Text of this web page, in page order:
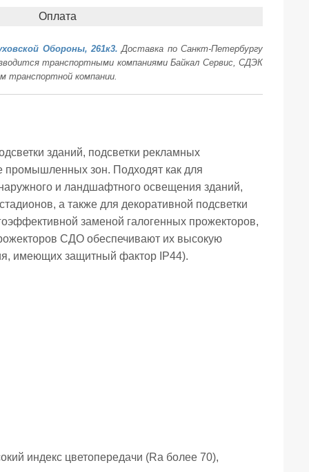
Оплата
Обороны, 261к3. Доставка по Санкт-Петербургу
транспортными компаниями Байкал Сервис, СДЭК
транспортной компании.
зданий, подсветки рекламных
промышленных зон. Подходят как для
и ландшафтного освещения зданий,
а также для декоративной подсветки
заменой галогенных прожекторов,
СДО обеспечивают их высокую
имеющих защитный фактор IP44).
индекс цветопередачи (Ra более 70),